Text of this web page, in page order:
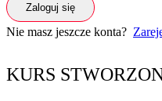
Zaloguj się
Nie masz jeszcze konta?
KURS